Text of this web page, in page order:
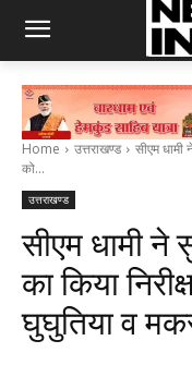
Home उत्तराखण्ड
सीएम धामी
को...
उत्तराखण्ड
सीएम धामी ने
का किया
घुघुतिया व